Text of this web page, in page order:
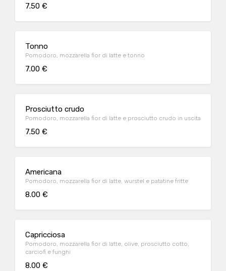
7.50 €
Tonno
Pomodoro, mozzarella fior di latte e tonno
7.00 €
Prosciutto crudo
Pomodoro, mozzarella fior di latte e prosciutto crudo in uscita
7.50 €
Americana
Pomodoro, mozzarella fior di latte, wurstel e patatine fritte
8.00 €
Capricciosa
Pomodoro, mozzarella fior di latte, olive, prosciutto cotto,
carciofi e funghi
8.00 €